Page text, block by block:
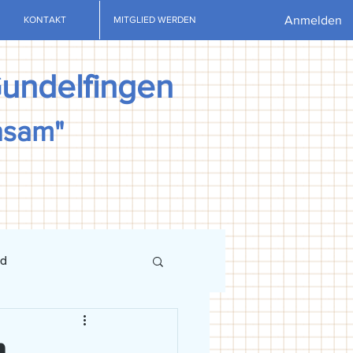
KONTAKT MITGLIED WERDEN Anmelden